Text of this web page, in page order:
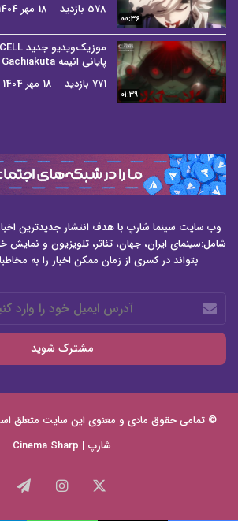
00:36
578 بازدید
18 مهر 1404
01:39
پایانی انیمه Gachiakuta
771 بازدید
18 مهر 1404
وب سایت سینما شارپ با هدف انتشار جدیدترین
شامل:سینمای ایران، جهان، تئاتر، تلویزیون و
بتواند در کسری از زمان ممکن اخبار را به
آدرس
ایمیل
خود
وارد
© تمامی حقوق مادی و معنوی این سایت متعلق
شارپ | Cinema Sharp
اینستاگرام